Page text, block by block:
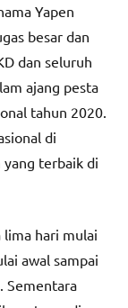
Yapen
besar dan
dan seluruh
ajang pesta
tahun 2020.
di
terbaik di
lima hari mulai
awal sampai
Sementara